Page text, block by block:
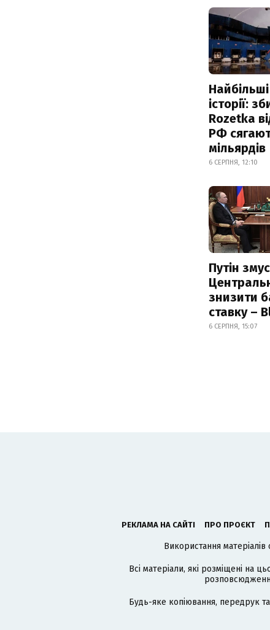
історії:
Rozetka
РФ
мільярдів
6 СЕРПНЯ, 12:10
Путін
знизити
ставку –
6 СЕРПНЯ, 15:07
РЕКЛАМА НА САЙТІ ПРО ПРОЄКТ
Використання
Всі матеріали, які розміщені на
Будь-яке копіювання, передрук